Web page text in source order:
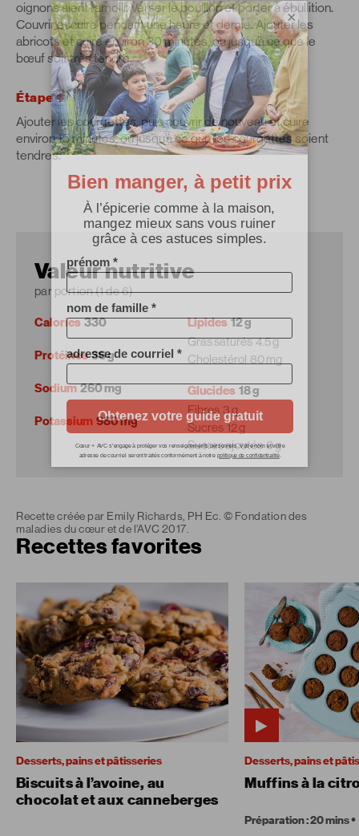
oignons aient ramolli. Verser le bouillon et porter à ébullition.
Couvrir et cuire pendant une heure et demie. Ajouter les
abricots et cuire environ 30 minutes, ou jusqu’à ce que le
bœuf soit très tendre.
Étape 4
Ajouter les courgettes, puis couvrir de nouveau et cuire
environ 15 minutes, ou jusqu’à ce que les courgettes soient
tendres.
Valeur nutritive
par portion (1 de 6)
Calories330
Protéines36 g
Sodium260 mg
Potassium 980 mg
Lipides12 g
Gras saturés 4.5 g
Cholestérol 80 mg
Glucides 18 g
Fibres 3 g
Sucres 12 g
Sucres ajoutés 0 g
Recette créée par Emily Richards, PH Ec. © Fondation des
maladies du cœur et de l’AVC 2017.
Recettes favorites
Desserts, pains et pâtisseries
Biscuits à l’avoine, au
chocolat et aux canneberges
Desserts, pains et
Muffins à la
Préparation : 20 mins
×